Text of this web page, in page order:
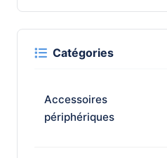
Catégories
Accessoires
périphériques